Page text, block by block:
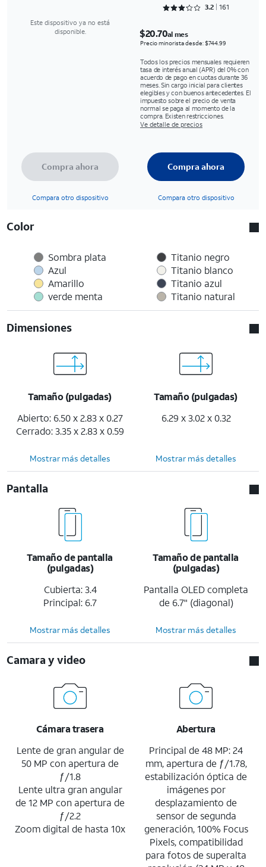
Rated 3.2981 out of 5
3.2 161
Este dispositivo ya no está
disponible.
$20.70al mes
Precio minorista desde: $744.99
Todos los precios mensuales requieren
tasa de interés anual (APR) del 0% con
acuerdo de pago en cuotas durante 36
meses. Sin cargo inicial para clientes
elegibles y con buenos antecedentes. El
impuesto sobre el precio de venta
normal se paga al momento de la
compra. Existen restricciones.
Ve detalle de precios
Compra ahora
Compara otro dispositivo
Compra ahora
Compara otro dispositivo
Color
Sombra plata
Azul
Amarillo
verde menta
Titanio negro
Titanio blanco
Titanio azul
Titanio natural
Dimensiones
Tamaño (pulgadas)
Abierto: 6.50 x 2.83 x 0.27
Cerrado: 3.35 x 2.83 x 0.59
Tamaño (pulgadas)
6.29 x 3.02 x 0.32
Mostrar más detalles Mostrar más detalles
Pantalla
Tamaño de pantalla
(pulgadas)
Cubierta: 3.4
Principal: 6.7
Tamaño de pantalla
(pulgadas)
Pantalla OLED completa
de 6.7" (diagonal)
Mostrar más detalles Mostrar más detalles
Camara y video
Cámara trasera
Lente de gran angular de
50 MP con apertura de
ƒ/1.8
Lente ultra gran angular
de 12 MP con apertura de
ƒ/2.2
Zoom digital de hasta 10x
Abertura
Principal de 48 MP: 24
mm, apertura de ƒ/1.78,
estabilización óptica de
imágenes por
desplazamiento de
sensor de segunda
generación, 100% Focus
Pixels, compatibilidad
para fotos de superalta